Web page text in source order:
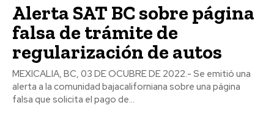
Alerta SAT BC sobre página
falsa de trámite de
regularización de autos
MEXICALIA, BC, 03 DE OCUBRE DE 2022.- Se emitió una
alerta a la comunidad bajacaliforniana sobre una página
falsa que solicita el pago de...